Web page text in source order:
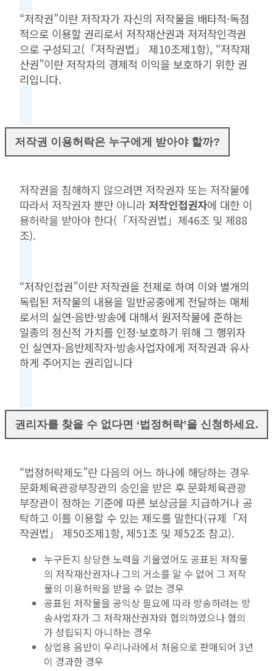
“저작권”이란 저작자가 자신의 저작물을 배타적·독점
적으로 이용할 권리로서 저작재산권과 저저작인격권
으로 구성되고(「저작권법」 제10조제1항), “저작재
산권”이란 저작자의 경제적 이익을 보호하기 위한 권
리입니다.
저작권 이용허락은 누구에게 받아야 할까?
저작권을 침해하지 않으려면 저작권자 또는 저작물에
따라서 저작권자 뿐만 아니라 저작인접권자에 대한 이
용허락을 받아야 한다(「저작권법」제46조 및 제88
조).
“저작인접권”이란 저작권을 전제로 하여 이와 별개의
독립된 저작물의 내용을 일반공중에게 전달하는 매체
로서의 실연·음반·방송에 대해서 원저작물에 준하는
일종의 정신적 가치를 인정·보호하기 위해 그 행위자
인 실연자·음반제작자·방송사업자에게 저작권과 유사
하게 주어지는 권리입니다
권리자를 찾을 수 없다면 ‘법정허락’을 신청하세요.
“법정허락제도”란 다음의 어느 하나에 해당하는 경우
문화체육관광부장관의 승인을 받은 후 문화체육관광
부장관이 정하는 기준에 따른 보상금을 지급하거나 공
탁하고 이를 이용할 수 있는 제도를 말한다(규제「저
작권법」 제50조제1항, 제51조 및 제52조 참고).
누구든지 상당한 노력을 기울였어도 공표된 저작물
의 저작재산권자나 그의 거소를 알 수 없어 그 저작
물의 이용허락을 받을 수 없는 경우
공표된 저작물을 공익상 필요에 따라 방송하려는 방
송사업자가 그 저작재산권자와 협의하였으나 협의
가 성립되지 아니하는 경우
상업용 음반이 우리나라에서 처음으로 판매되어 3년
이 경과한 경우